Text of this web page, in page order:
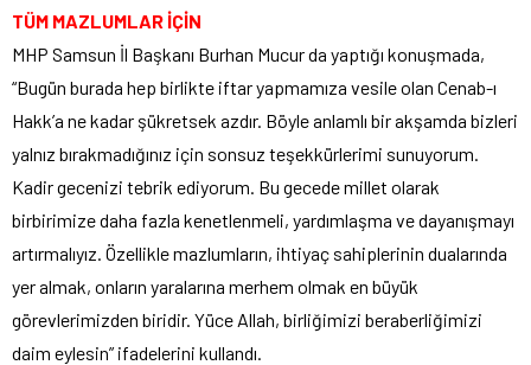
TÜM MAZLUMLAR İÇİN
MHP Samsun İl Başkanı Burhan Mucur da yaptığı konuşmada,
“Bugün burada hep birlikte iftar yapmamıza vesile olan Cenab-ı
Hakk’a ne kadar şükretsek azdır. Böyle anlamlı bir akşamda bizleri
yalnız bırakmadığınız için sonsuz teşekkürlerimi sunuyorum.
Kadir gecenizi tebrik ediyorum. Bu gecede millet olarak
birbirimize daha fazla kenetlenmeli, yardımlaşma ve dayanışmayı
artırmalıyız. Özellikle mazlumların, ihtiyaç sahiplerinin dualarında
yer almak, onların yaralarına merhem olmak en büyük
görevlerimizden biridir. Yüce Allah, birliğimizi beraberliğimizi
daim eylesin” ifadelerini kullandı.